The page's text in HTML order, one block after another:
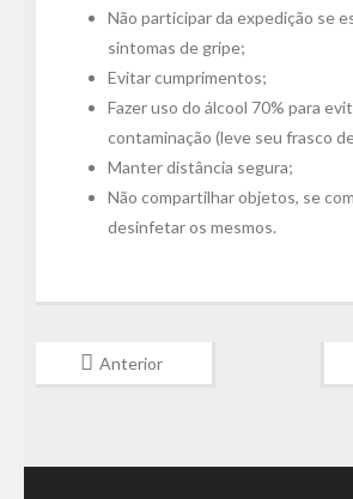
Não participar da expedição se
sintomas de gripe;
Evitar cumprimentos;
Fazer uso do álcool 70% para
contaminação (leve seu frasco
Manter distância segura;
Não compartilhar objetos, se
desinfetar os mesmos.
Anterior